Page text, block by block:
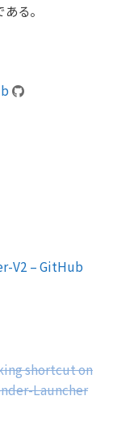
る。
V2 – GitHub
shortcut on
Launcher